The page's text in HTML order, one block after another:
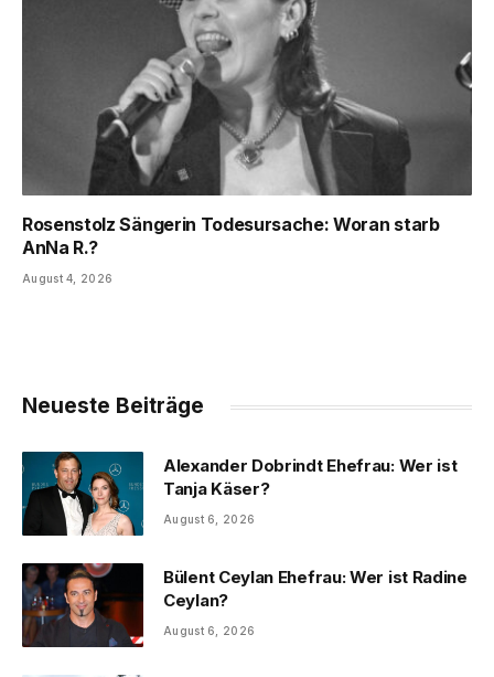
Rosenstolz Sängerin Todesursache: Woran starb
AnNa R.?
August 4, 2026
Neueste Beiträge
Alexander Dobrindt Ehefrau: Wer ist
Tanja Käser?
August 6, 2026
Bülent Ceylan Ehefrau: Wer ist Radine
Ceylan?
August 6, 2026